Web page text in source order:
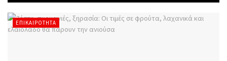
ΕΠΙΚΑΙΡΌΤΗΤΑ